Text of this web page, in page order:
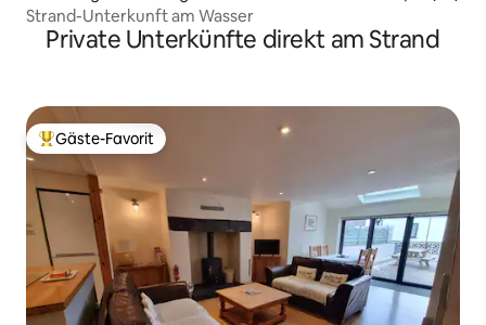
Strand-Unterkunft am Wasser
Private Unterkünfte direkt am Strand
Beliebter Gäste-Favorit.
Gäste-Favorit